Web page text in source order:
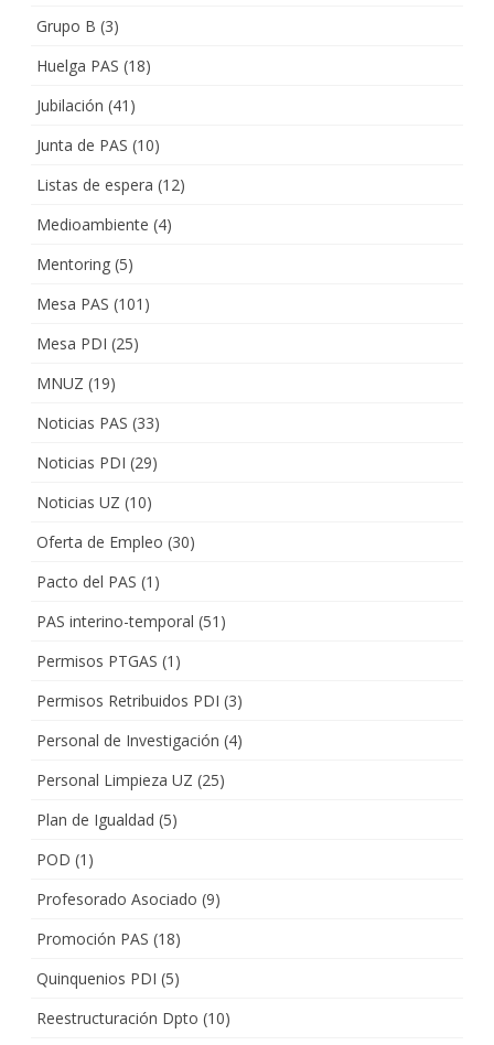
Grupo B (3)
Huelga PAS (18)
Jubilación (41)
Junta de PAS (10)
Listas de espera (12)
Medioambiente (4)
Mentoring (5)
Mesa PAS (101)
Mesa PDI (25)
MNUZ (19)
Noticias PAS (33)
Noticias PDI (29)
Noticias UZ (10)
Oferta de Empleo (30)
Pacto del PAS (1)
PAS interino-temporal (51)
Permisos PTGAS (1)
Permisos Retribuidos PDI (3)
Personal de Investigación (4)
Personal Limpieza UZ (25)
Plan de Igualdad (5)
POD (1)
Profesorado Asociado (9)
Promoción PAS (18)
Quinquenios PDI (5)
Reestructuración Dpto (10)